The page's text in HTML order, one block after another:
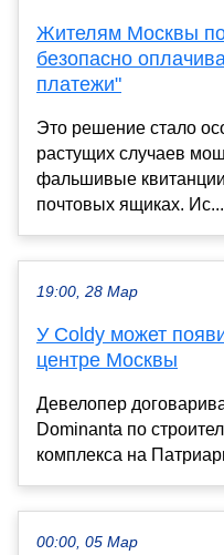
Жителям Москвы
безопасно
платежи"
Это решение стало
растущих случаев
фальшивые
почтовых ящиках. Ис...
19:00, 28 Мар
У Coldy может
центре Москвы
Девелопер
Dominanta по
комплекса на
00:00, 05 Мар